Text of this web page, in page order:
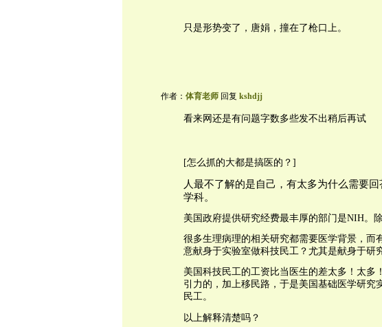
只是形势变了，唐娟，撞在了枪口上。
作者： 体育老师回复 kshdjj
看来网还是有问题字数多些发不出稍后再试
[怎么抓的大都是搞医的？]
人最不了解的是自己，有太多为什么需要
学科。
美国政府提供研究经费最丰厚的部门是NIH。
很多生理病理的相关研究都需要医学背景，而
意献身于实验室做科技民工？尤其是献身于研
美国科技民工的工资比当医生的差太多！太多
引力的，加上移民路，于是美国基础医学研究
民工。
以上解释清楚吗？